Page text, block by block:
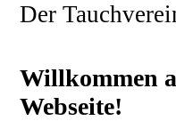
Der
Willkommen
Webseite!